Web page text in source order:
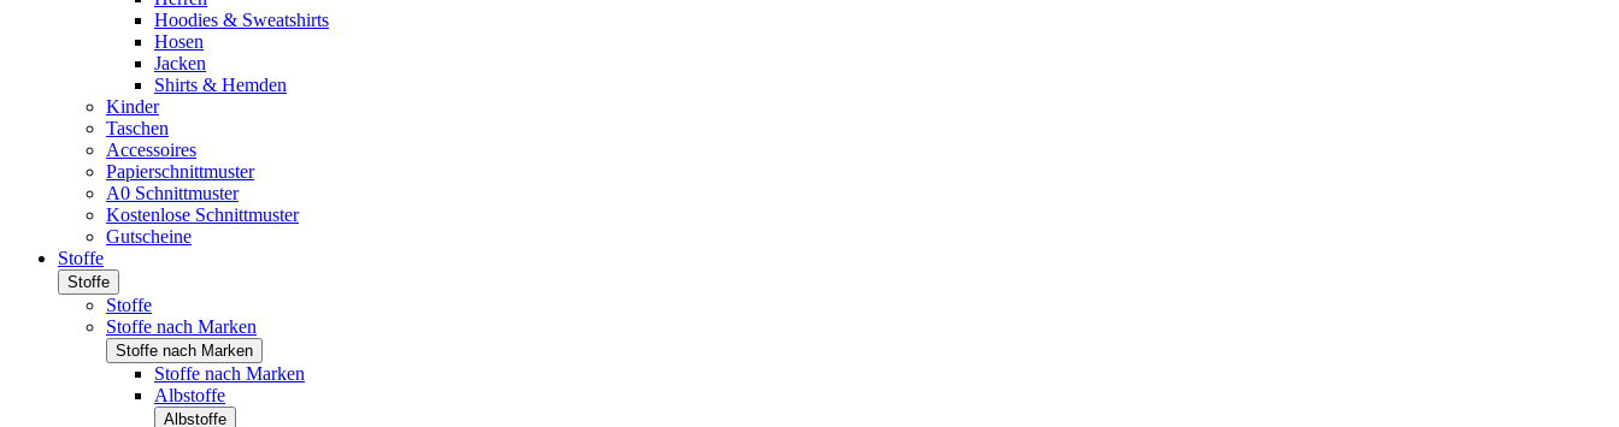
Hoodies & Sweatshirts
Hosen
Jacken
Shirts & Hemden
Kinder
Taschen
Accessoires
Papierschnittmuster
A0 Schnittmuster
Kostenlose Schnittmuster
Gutscheine
Stoffe
Stoffe
Stoffe
Stoffe nach Marken
Stoffe nach Marken
Stoffe nach Marken
Albstoffe
Albstoffe